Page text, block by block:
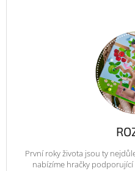
První roky života jsou ty
nabízíme hračky